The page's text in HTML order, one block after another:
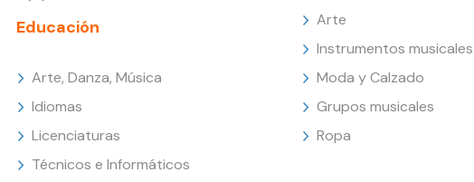
Educación
Arte, Danza, Música
Idiomas
Licenciaturas
Técnicos e Informáticos
Arte
Instrumentos musicales
Moda y Calzado
Grupos musicales
Ropa